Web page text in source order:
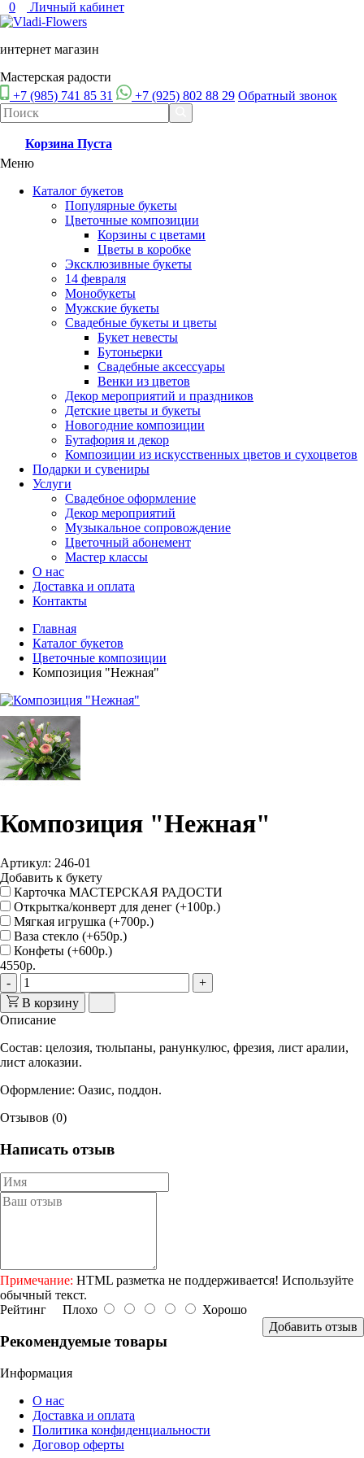
0 Личный кабинет
интернет магазин
Мастерская радости
+7 (985) 741 85 31
+7 (925) 802 88 29 Обратный звонок
Корзина Пуста
Меню
Каталог букетов
Популярные букеты
Цветочные композиции
Корзины с цветами
Цветы в коробке
Эксклюзивные букеты
14 февраля
Монобукеты
Мужские букеты
Свадебные букеты и цветы
Букет невесты
Бутоньерки
Свадебные аксессуары
Венки из цветов
Декор мероприятий и праздников
Детские цветы и букеты
Новогодние композиции
Бутафория и декор
Композиции из искусственных цветов и сухоцветов
Подарки и сувениры
Услуги
Свадебное оформление
Декор мероприятий
Музыкальное сопровождение
Цветочный абонемент
Мастер классы
О нас
Доставка и оплата
Контакты
Главная
Каталог букетов
Цветочные композиции
Композиция "Нежная"
Композиция "Нежная"
Артикул: 246-01
Добавить к букету
Карточка МАСТЕРСКАЯ РАДОСТИ
Открытка/конверт для денег (+100р.)
Мягкая игрушка (+700р.)
Ваза стекло (+650р.)
Конфеты (+600р.)
4550р.
-
+
В корзину
Описание
Состав: целозия, тюльпаны, ранункулюс, фрезия, лист аралии,
лист алоказии.
Оформление: Оазис, поддон.
Отзывов (0)
Написать отзыв
Примечание: HTML разметка не поддерживается! Используйте
обычный текст.
Рейтинг Плохо
Хорошо
Добавить отзыв
Рекомендуемые товары
Информация
О нас
Доставка и оплата
Политика конфиденциальности
Договор оферты